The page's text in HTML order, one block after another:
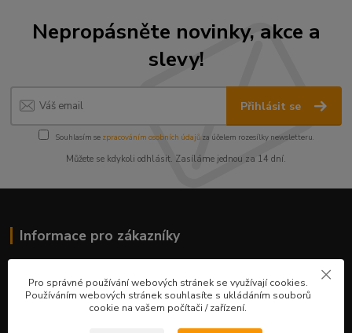
Nepropásněte novinky, akce a
slevy!
Přihlásit se
Souhlasím se zpracováním osobních údajůza účelem rozesílky newsletteru.
Můžete se kdykoli odhlásit. Zasíláme jednou za 14 dní.
Informace pro zákazníky
Ceník služeb
Obchodní podmínky
Pro správné používání webových stránek se využívají cookies.
Používáním webových stránek souhlasíte s ukládáním souborů
cookie na vašem počítači / zařízení.